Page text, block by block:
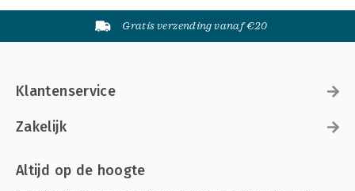
Gratis verzending vanaf €20
Klantenservice
Zakelijk
Altijd op de hoogte